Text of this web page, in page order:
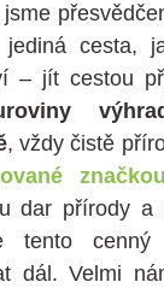
jsme
jediná cesta,
– jít cestou
, vždy čistě
dar přírody a
tento
dál. Velmi